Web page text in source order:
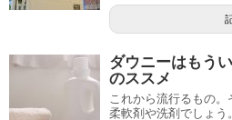
ダウニーはもう
のススメ
これから流行るもの。
柔軟剤や洗剤でしょう